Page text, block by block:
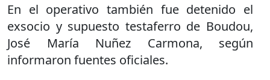
En el operativo también fue detenido el
exsocio y supuesto testaferro de Boudou,
José María Nuñez Carmona, según
informaron fuentes oficiales.